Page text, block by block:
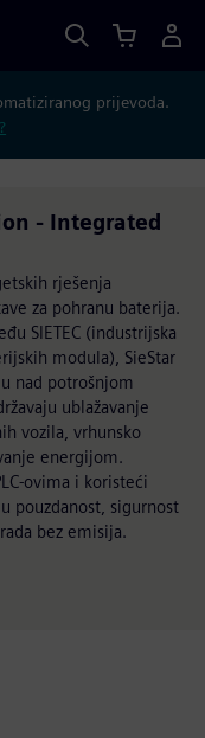
prijevoda.
- Integrated
rješenja
za pohranu baterija.
SIETEC (industrijska
modula), SieStar
nad potrošnjom
ublažavanje
vozila, vrhunsko
energijom.
ovima i koristeći
pouzdanost, sigurnost
bez emisija.